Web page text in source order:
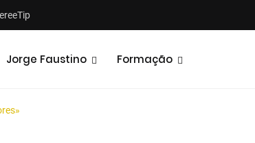
Jorge Faustino Formação